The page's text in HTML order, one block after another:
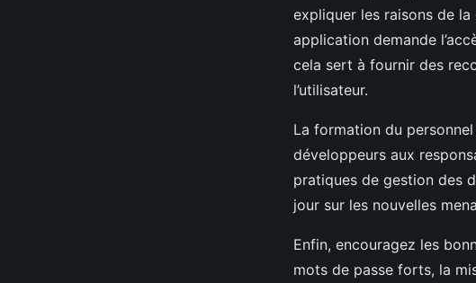
expliquer les raisons de
application demande
cela sert à fournir des
l’utilisateur.
La formation du
développeurs aux
pratiques de gestion des
jour sur les nouvelles
Enfin, encouragez les
mots de passe forts, la